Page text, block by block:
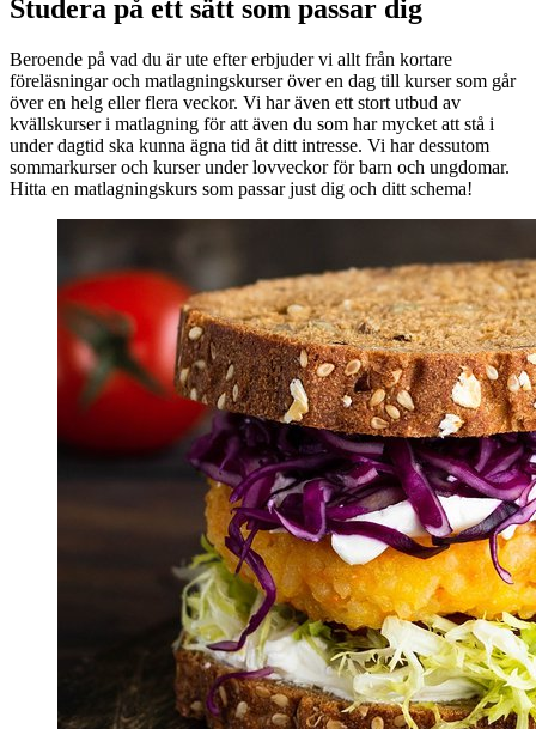
Studera på ett sätt som passar dig
Beroende på vad du är ute efter erbjuder vi allt från kortare
föreläsningar och matlagningskurser över en dag till kurser som går
över en helg eller flera veckor. Vi har även ett stort utbud av
kvällskurser i matlagning för att även du som har mycket att stå i
under dagtid ska kunna ägna tid åt ditt intresse. Vi har dessutom
sommarkurser och kurser under lovveckor för barn och ungdomar.
Hitta en matlagningskurs som passar just dig och ditt schema!